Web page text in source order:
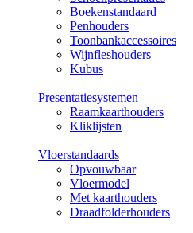
Boekenstandaard
Penhouders
Toonbankaccessoires
Wijnfleshouders
Kubus
Presentatiesystemen
Raamkaarthouders
Kliklijsten
Vloerstandaards
Opvouwbaar
Vloermodel
Met kaarthouders
Draadfolderhouders